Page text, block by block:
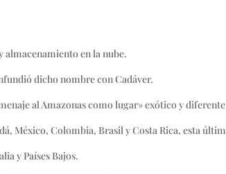
en la nube.
dicho nombre con Cadáver.
al Amazonas como lugar» exótico y
México, Colombia, Brasil y Costa Rica, esta
y Países Bajos.